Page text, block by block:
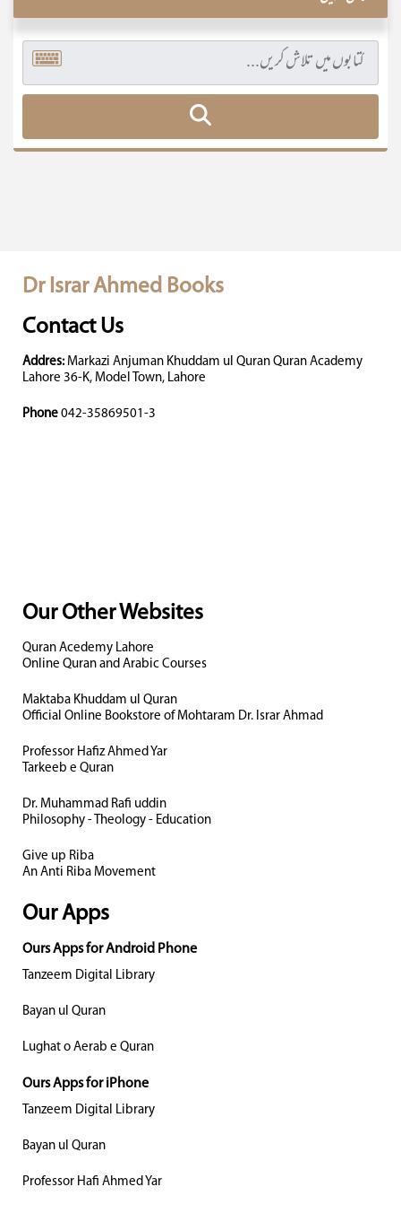
Dr Israr Ahmed Books
Contact Us
Addres: Markazi Anjuman Khuddam ul Quran Quran Academy
Lahore 36-K, Model Town, Lahore
Phone 042-35869501-3
Our Other Websites
Quran Acedemy Lahore
Online Quran and Arabic Courses
Maktaba Khuddam ul Quran
Official Online Bookstore of Mohtaram Dr. Israr Ahmad
Professor Hafiz Ahmed Yar
Tarkeeb e Quran
Dr. Muhammad Rafi uddin
Philosophy - Theology - Education
Give up Riba
An Anti Riba Movement
Our Apps
Ours Apps for Android Phone
Tanzeem Digital Library
Bayan ul Quran
Lughat o Aerab e Quran
Ours Apps for iPhone
Tanzeem Digital Library
Bayan ul Quran
Professor Hafi Ahmed Yar